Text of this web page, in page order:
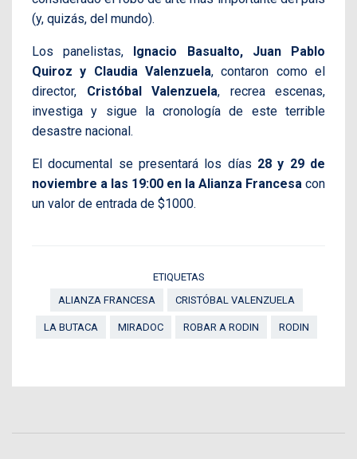
(y, quizás, del mundo).
Los panelistas, Ignacio Basualto, Juan Pablo
Quiroz y Claudia Valenzuela, contaron como el
director, Cristóbal Valenzuela, recrea escenas,
investiga y sigue la cronología de este terrible
desastre nacional.
El documental se presentará los días 28 y 29 de
noviembre a las 19:00 en la Alianza Francesa con
un valor de entrada de $1000.
ETIQUETAS
ALIANZA FRANCESA
CRISTÓBAL VALENZUELA
LA BUTACA MIRADOC ROBAR A RODIN RODIN